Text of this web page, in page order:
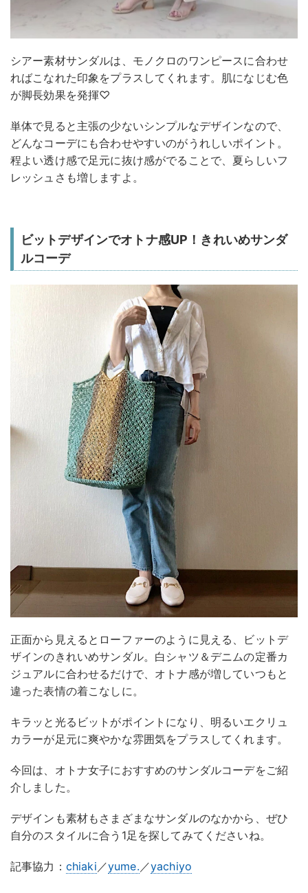
シアー素材サンダルは、モノクロのワンピースに合わせ
ればこなれた印象をプラスしてくれます。肌になじむ色
が脚長効果を発揮♡
単体で見ると主張の少ないシンプルなデザインなので、
どんなコーデにも合わせやすいのがうれしいポイント。
程よい透け感で足元に抜け感がでることで、夏らしいフ
レッシュさも増しますよ。
ビットデザインでオトナ感UP！きれいめサンダ
ルコーデ
正面から見えるとローファーのように見える、ビットデ
ザインのきれいめサンダル。白シャツ＆デニムの定番カ
ジュアルに合わせるだけで、オトナ感が増していつもと
違った表情の着こなしに。
キラッと光るビットがポイントになり、明るいエクリュ
カラーが足元に爽やかな雰囲気をプラスしてくれます。
今回は、オトナ女子におすすめのサンダルコーデをご紹
介しました。
デザインも素材もさまざまなサンダルのなかから、ぜひ
自分のスタイルに合う1足を探してみてくださいね。
記事協力： chiaki ／yume. ／yachiyo